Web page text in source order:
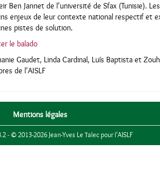
Ben Jannet de l’université de Sfax (Tunisie).
enjeux de leur contexte national respectif et
pistes de solution.
le balado
Gaudet, Linda Cardinal, Luís Baptista et
de l’AISLF
Mentions légales
- © 2013-2026 Jean-Yves Le Talec pour l'AISLF